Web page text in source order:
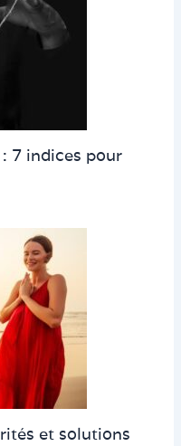
7 indices pour
et solutions